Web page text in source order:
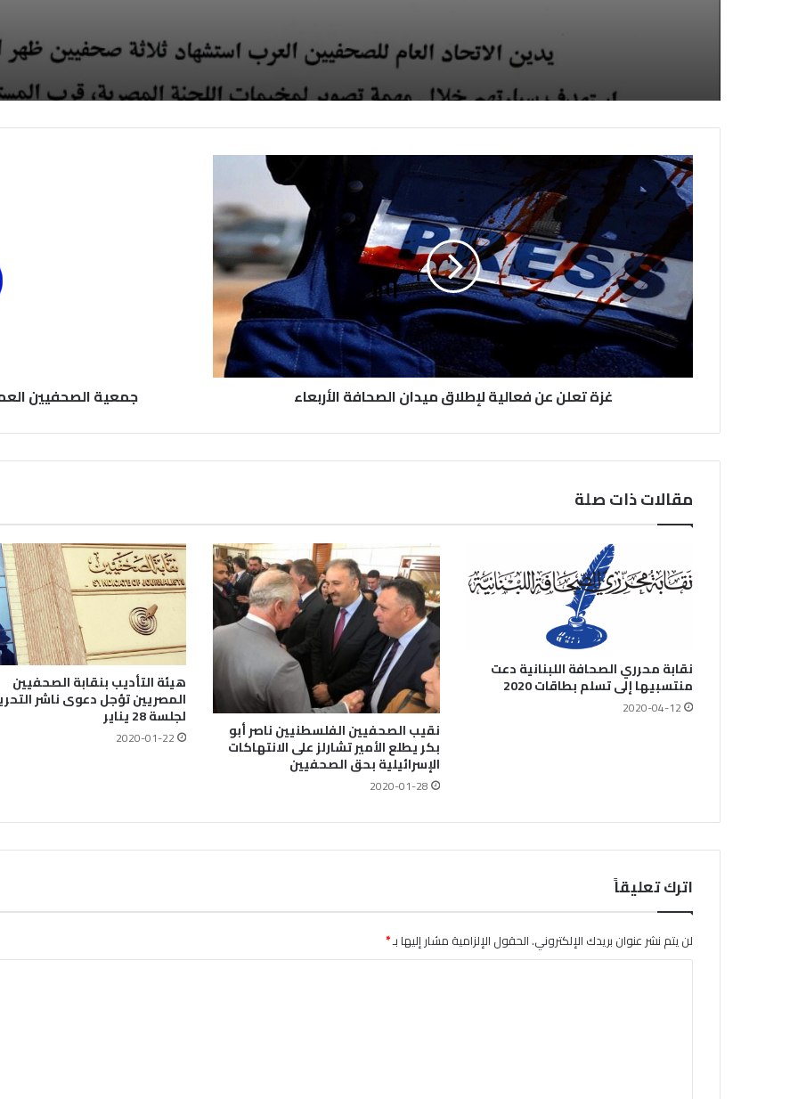
غزة تعلن عن فعالية لإطلاق ميدان الصحافة الأربعاء جمعية الصحفيين
مقالات ذات صلة
نقابة محرري الصحافة اللبنانية دعت
منتسبيها إلى تسلم بطاقات 2020
2020-04-12
نقيب الصحفيين الفلسطنيين ناصر أبو
بكر يطلع الأمير تشارلز على الانتهاكات
الإسرائيلية بحق الصحفيين
2020-01-28
هيئة التأديب بنقابة الصحفيين
المصريين تؤجل دعوى ناشر
لجلسة 28 يناير
2020-01-22
اترك تعليقاً
لن يتم نشر عنوان بريدك الإلكتروني.الحقول الإلزامية مشار إليها بـ*